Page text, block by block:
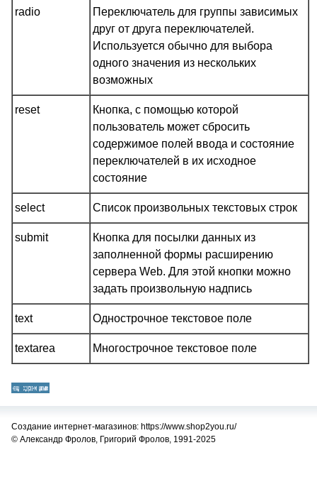
radio
Переключатель для группы зависимых
друг от друга переключателей.
Используется обычно для выбора
одного значения из нескольких
возможных
reset
Кнопка, с помощью которой
пользователь может сбросить
содержимое полей ввода и состояние
переключателей в их исходное
состояние
select Список произвольных текстовых строк
submit
Кнопка для посылки данных из
заполненной формы расширению
сервера Web. Для этой кнопки можно
задать произвольную надпись
text Однострочное текстовое поле
textarea Многострочное текстовое поле
Создание интернет-магазинов: https://www.shop2you.ru/
© Александр Фролов, Григорий Фролов, 1991-2025